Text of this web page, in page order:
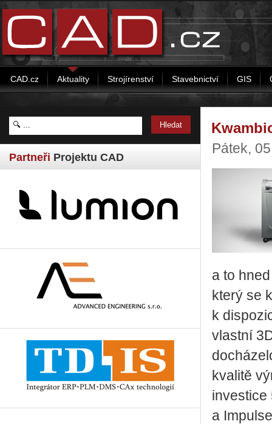
CAD.cz Aktuality Strojírenství Stavebnictví GIS
Partneři Projektu CAD
Pátek,
a to
který se
k
vlastní
kvalitě
investice
a